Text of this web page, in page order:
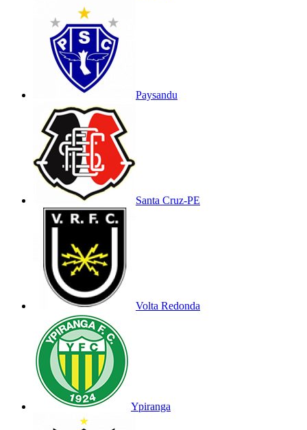
Paysandu
Santa Cruz-PE
Volta Redonda
Ypiranga